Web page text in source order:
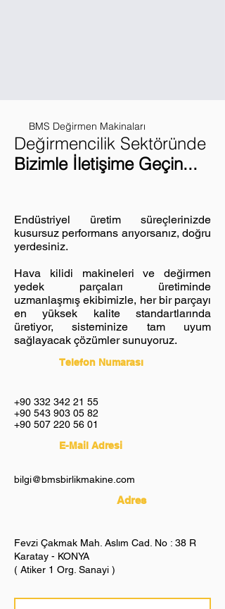
BMS Değirmen Makinaları
Değirmencilik Sektöründe
Bizimle İletişime Geçin...
Endüstriyel üretim süreçlerinizde
kusursuz performans arıyorsanız, doğru
yerdesiniz.
Hava kilidi makineleri ve değirmen
yedek parçaları üretiminde
uzmanlaşmış ekibimizle, her bir parçayı
en yüksek kalite standartlarında
üretiyor, sisteminize tam uyum
sağlayacak çözümler sunuyoruz.
Telefon Numarası
+90 332 342 21 55
+90 543 903 05 82
+90 507 220 56 01
E-Mail Adresi
bilgi@bmsbirlikmakine.com
Adres
Fevzi Çakmak Mah. Aslım Cad. No : 38 R
Karatay - KONYA
( Atiker 1 Org. Sanayi )